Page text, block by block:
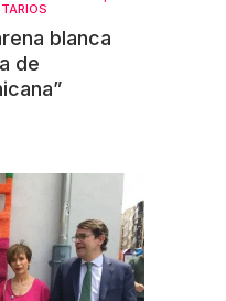
blanca
de